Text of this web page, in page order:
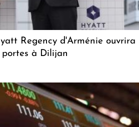
Regency d'Arménie ouvrira
portes à Dilijan